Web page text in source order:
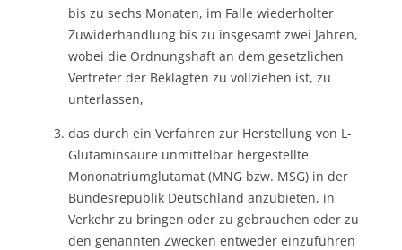
bis zu sechs Monaten, im Falle wiederholter
Zuwiderhandlung bis zu insgesamt zwei Jahren,
wobei die Ordnungshaft an dem gesetzlichen
Vertreter der Beklagten zu vollziehen ist, zu
unterlassen,
das durch ein Verfahren zur Herstellung von L-
Glutaminsäure unmittelbar hergestellte
Mononatriumglutamat (MNG bzw. MSG) in der
Bundesrepublik Deutschland anzubieten, in
Verkehr zu bringen oder zu gebrauchen oder zu
den genannten Zwecken entweder einzuführen